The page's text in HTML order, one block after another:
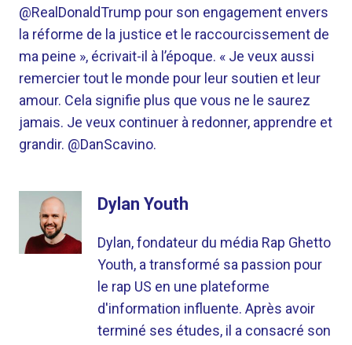
@RealDonaldTrump pour son engagement envers
la réforme de la justice et le raccourcissement de
ma peine », écrivait-il à l’époque. « Je veux aussi
remercier tout le monde pour leur soutien et leur
amour. Cela signifie plus que vous ne le saurez
jamais. Je veux continuer à redonner, apprendre et
grandir. @DanScavino.
Dylan Youth
Dylan, fondateur du média Rap Ghetto
Youth, a transformé sa passion pour
le rap US en une plateforme
d'information influente. Après avoir
terminé ses études, il a consacré son